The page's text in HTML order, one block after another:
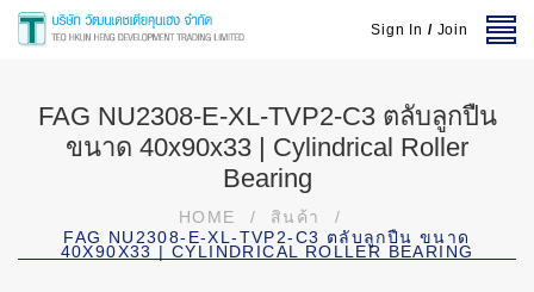
Sign In / Join
FAG NU2308-E-XL-TVP2-C3 ตลับลูกปืน
ขนาด 40x90x33 | Cylindrical Roller
Bearing
HOME / สินค้า
/
FAG NU2308-E-XL-TVP2-C3 ตลับลูกปืน ขนาด
40X90X33 | CYLINDRICAL ROLLER BEARING